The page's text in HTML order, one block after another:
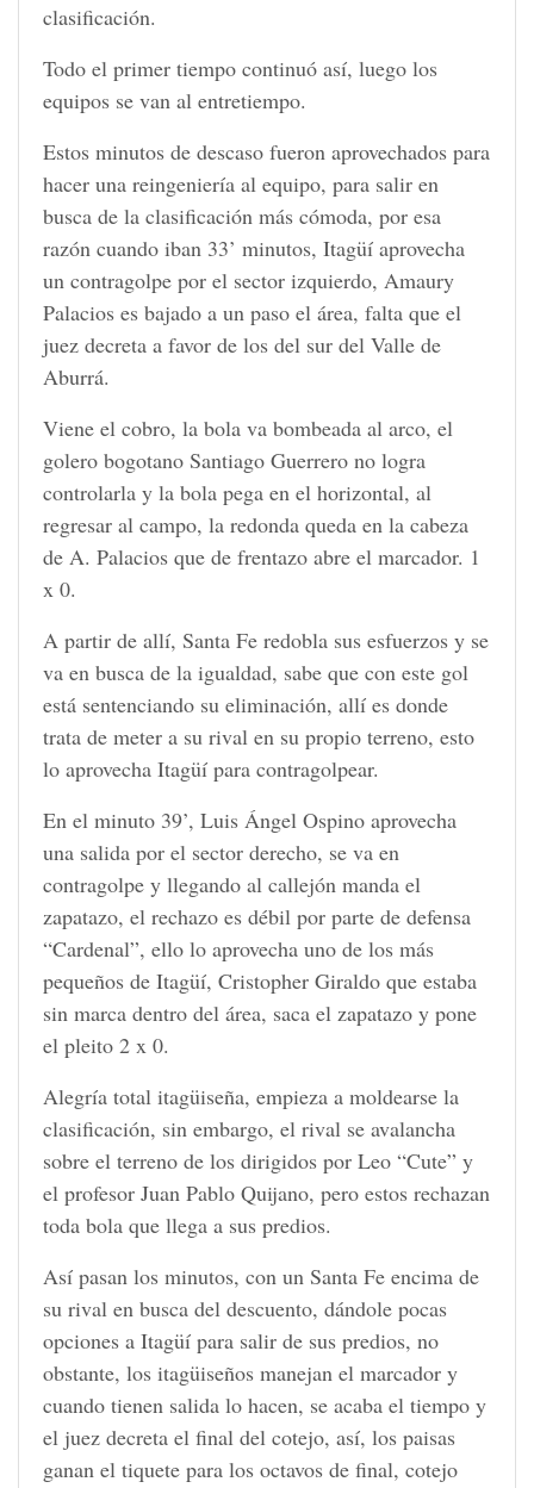
clasificación.
Todo el primer tiempo continuó así, luego los
equipos se van al entretiempo.
Estos minutos de descaso fueron aprovechados para
hacer una reingeniería al equipo, para salir en
busca de la clasificación más cómoda, por esa
razón cuando iban 33’ minutos, Itagüí aprovecha
un contragolpe por el sector izquierdo, Amaury
Palacios es bajado a un paso el área, falta que el
juez decreta a favor de los del sur del Valle de
Aburrá.
Viene el cobro, la bola va bombeada al arco, el
golero bogotano Santiago Guerrero no logra
controlarla y la bola pega en el horizontal, al
regresar al campo, la redonda queda en la cabeza
de A. Palacios que de frentazo abre el marcador. 1
x 0.
A partir de allí, Santa Fe redobla sus esfuerzos y se
va en busca de la igualdad, sabe que con este gol
está sentenciando su eliminación, allí es donde
trata de meter a su rival en su propio terreno, esto
lo aprovecha Itagüí para contragolpear.
En el minuto 39’, Luis Ángel Ospino aprovecha
una salida por el sector derecho, se va en
contragolpe y llegando al callejón manda el
zapatazo, el rechazo es débil por parte de defensa
“Cardenal”, ello lo aprovecha uno de los más
pequeños de Itagüí, Cristopher Giraldo que estaba
sin marca dentro del área, saca el zapatazo y pone
el pleito 2 x 0.
Alegría total itagüiseña, empieza a moldearse la
clasificación, sin embargo, el rival se avalancha
sobre el terreno de los dirigidos por Leo “Cute” y
el profesor Juan Pablo Quijano, pero estos rechazan
toda bola que llega a sus predios.
Así pasan los minutos, con un Santa Fe encima de
su rival en busca del descuento, dándole pocas
opciones a Itagüí para salir de sus predios, no
obstante, los itagüiseños manejan el marcador y
cuando tienen salida lo hacen, se acaba el tiempo y
el juez decreta el final del cotejo, así, los paisas
ganan el tiquete para los octavos de final, cotejo